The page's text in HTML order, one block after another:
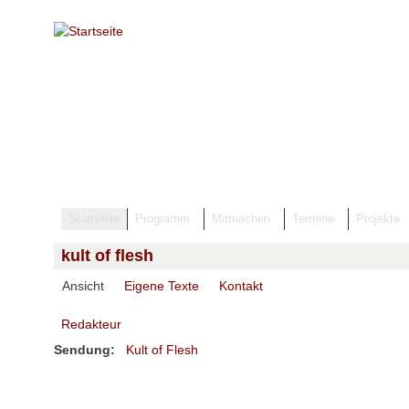
Direkt zum Inhalt
Programm Mitmachen Termine Projekte
kult of flesh
Haupt-Reiter
Ansicht (aktiver Reiter)
Eigene Texte Kontakt
Redakteur
Sendung:
Kult of Flesh